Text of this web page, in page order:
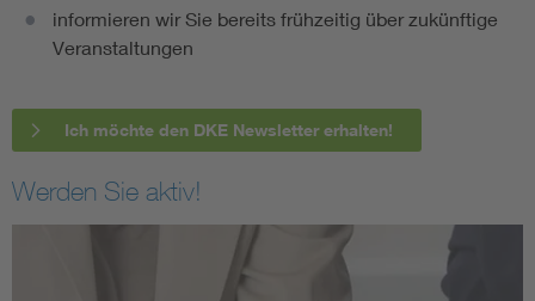
informieren wir Sie bereits frühzeitig über zukünftige
Veranstaltungen
Ich möchte den DKE Newsletter erhalten!
Werden Sie aktiv!